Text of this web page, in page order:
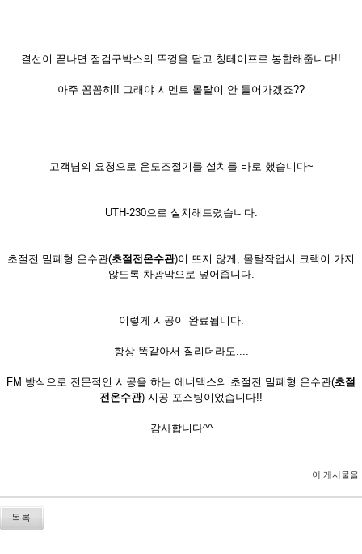
결선이 끝나면 점검구박스의 뚜껑을 닫고 청테이프로 봉합해줍니다!!
아주 꼼꼼히!! 그래야 시멘트 몰탈이 안 들어가겠죠??
고객님의 요청으로 온도조절기를 설치를 바로 했습니다~
UTH-230으로 설치해드렸습니다.
초절전 밀폐형 온수관(초절전온수관)이 뜨지 않게, 몰탈작업시 크랙이 가지
않도록 차광막으로 덮어줍니다.
이렇게 시공이 완료됩니다.
항상 똑같아서 질리더라도....
FM 방식으로 전문적인 시공을 하는 에너맥스의 초절전 밀폐형 온수관(초절
전온수관) 시공 포스팅이었습니다!!
감사합니다^^
이 게시물을
목록